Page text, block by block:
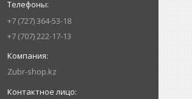
+7 (727) 364-53-18
+7 (707) 222-17-13
Zubr-shop.kz